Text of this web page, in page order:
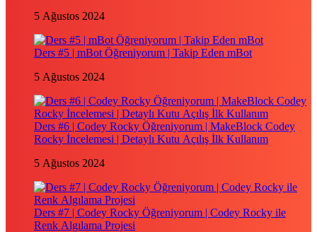
5 Ağustos 2024
Ders #5 | mBot Öğreniyorum | Takip Eden mBot
5 Ağustos 2024
Ders #6 | Codey Rocky Öğreniyorum | MakeBlock Codey
Rocky İncelemesi | Detaylı Kutu Açılış İlk Kullanım
5 Ağustos 2024
Ders #7 | Codey Rocky Öğreniyorum | Codey Rocky ile
Renk Algılama Projesi